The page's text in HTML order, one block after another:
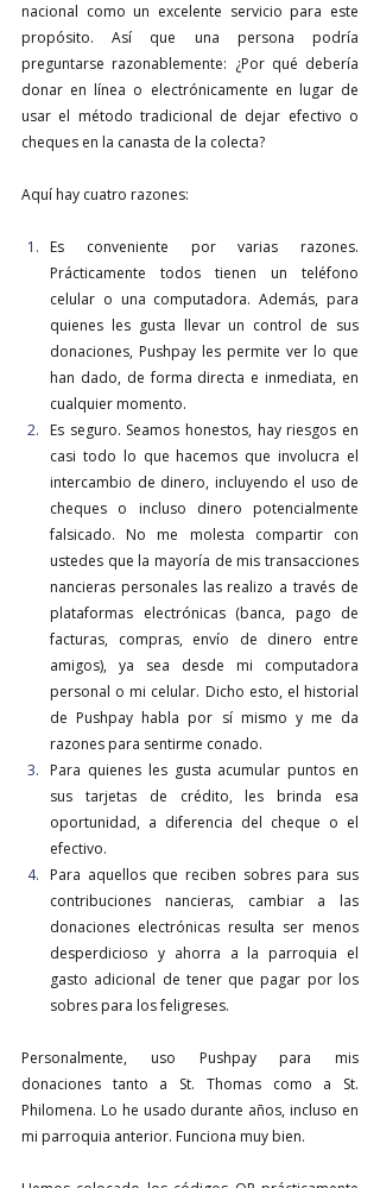
nacional como un excelente servicio para este
propósito. Así que una persona podría
preguntarse razonablemente: ¿Por qué debería
donar en línea o electrónicamente en lugar de
usar el método tradicional de dejar efectivo o
cheques en la canasta de la colecta?
Aquí hay cuatro razones:
Es conveniente por varias razones.
Prácticamente todos tienen un teléfono
celular o una computadora. Además, para
quienes les gusta llevar un control de sus
donaciones, Pushpay les permite ver lo que
han dado, de forma directa e inmediata, en
cualquier momento.
Es seguro. Seamos honestos, hay riesgos en
casi todo lo que hacemos que involucra el
intercambio de dinero, incluyendo el uso de
cheques o incluso dinero potencialmente
falsicado. No me molesta compartir con
ustedes que la mayoría de mis transacciones
nancieras personales las realizo a través de
plataformas electrónicas (banca, pago de
facturas, compras, envío de dinero entre
amigos), ya sea desde mi computadora
personal o mi celular. Dicho esto, el historial
de Pushpay habla por sí mismo y me da
razones para sentirme conado.
Para quienes les gusta acumular puntos en
sus tarjetas de crédito, les brinda esa
oportunidad, a diferencia del cheque o el
efectivo.
Para aquellos que reciben sobres para sus
contribuciones nancieras, cambiar a las
donaciones electrónicas resulta ser menos
desperdicioso y ahorra a la parroquia el
gasto adicional de tener que pagar por los
sobres para los feligreses.
Personalmente, uso Pushpay para mis
donaciones tanto a St. Thomas como a St.
Philomena. Lo he usado durante años, incluso en
mi parroquia anterior. Funciona muy bien.